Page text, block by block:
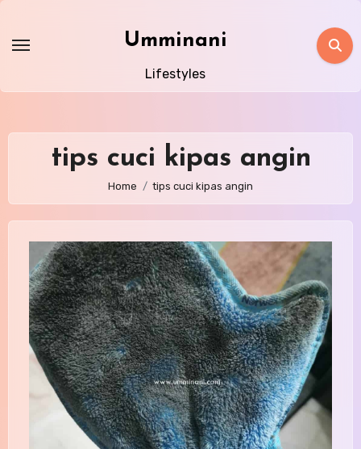
content
Umminani
Lifestyles
tips cuci kipas angin
Home tips cuci kipas angin